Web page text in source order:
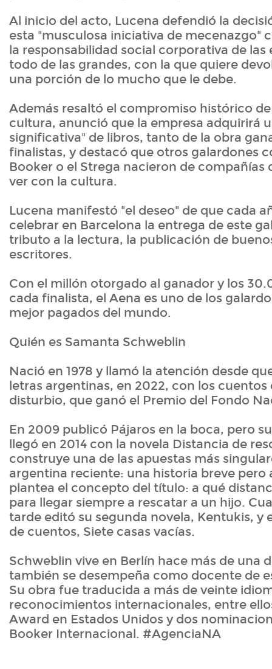
Al inicio del acto, Lucena defendió la
esta "musculosa iniciativa de mecenazgo"
la responsabilidad social corporativa de las
todo de las grandes, con la que quiere
una porción de lo mucho que le debe.
Además resaltó el compromiso histórico
cultura, anunció que la empresa adquirirá
significativa" de libros, tanto de la obra
finalistas, y destacó que otros galardones
Booker o el Strega nacieron de compañías
ver con la cultura.
Lucena manifestó "el deseo" de que cada
celebrar en Barcelona la entrega de este
tributo a la lectura, la publicación de
escritores.
Con el millón otorgado al ganador y los
cada finalista, el Aena es uno de los
mejor pagados del mundo.
Quién es Samanta Schweblin
Nació en 1978 y llamó la atención desde
letras argentinas, en 2022, con los cuentos
disturbio, que ganó el Premio del Fondo
En 2009 publicó Pájaros en la boca, pero
llegó en 2014 con la novela Distancia de
construye una de las apuestas más
argentina reciente: una historia breve pero
plantea el concepto del título: a qué
para llegar siempre a rescatar a un hijo.
tarde editó su segunda novela, Kentukis, y
de cuentos, Siete casas vacías.
Schweblin vive en Berlín hace más de una
también se desempeña como docente de
Su obra fue traducida a más de veinte
reconocimientos internacionales, entre
Award en Estados Unidos y dos
Booker Internacional. #AgenciaNA